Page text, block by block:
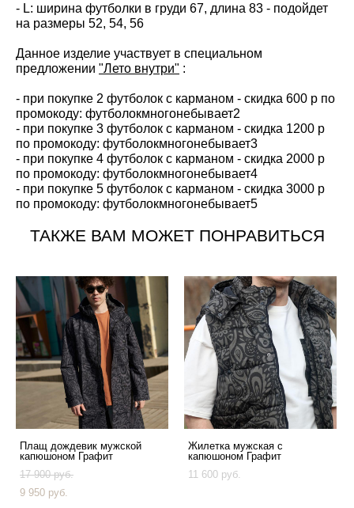
- L: ширина футболки в груди 67, длина 83 - подойдет
на размеры 52, 54, 56
Данное изделие участвует в специальном
предложении "Лето внутри" :
- при покупке 2 футболок с карманом - скидка 600 р по
промокоду: футболокмногонебывает2
- при покупке 3 футболок с карманом - скидка 1200 р
по промокоду: футболокмногонебывает3
- при покупке 4 футболок с карманом - скидка 2000 р
по промокоду: футболокмногонебывает4
- при покупке 5 футболок с карманом - скидка 3000 р
по промокоду: футболокмногонебывает5
ТАКЖЕ ВАМ МОЖЕТ ПОНРАВИТЬСЯ
Плащ дождевик мужской
капюшоном Графит
17 900 pуб.
9 950 pуб.
Жилетка мужская с
капюшоном Графит
11 600 pуб.